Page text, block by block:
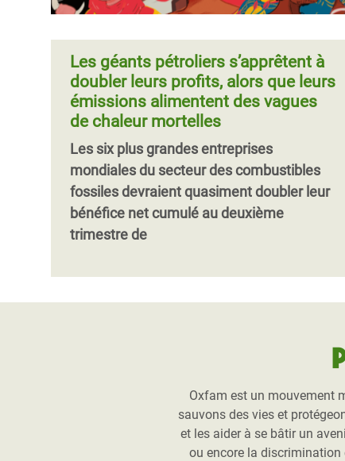
Les géants pétroliers s’apprêtent à
doubler leurs profits, alors que leurs
émissions alimentent des vagues
de chaleur mortelles
Les six plus grandes entreprises
mondiales du secteur des combustibles
fossiles devraient quasiment doubler leur
bénéfice net cumulé au deuxième
trimestre de
Oxfam est un mouvement
sauvons des vies et
et les aider à se bâtir un
ou encore la discrimination